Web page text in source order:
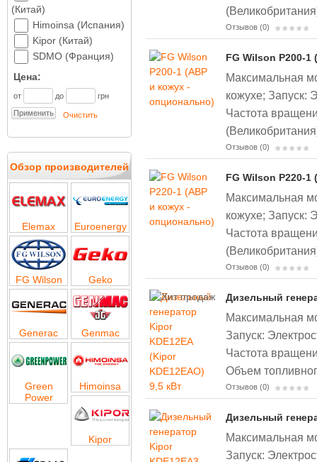
Отзывов (0)
FG Wilson P200-
Максимальная
кожухе; Запуск:
Частота
Отзывов (0)
FG Wilson P220-
Максимальная
кожухе; Запуск:
Частота
Отзывов (0)
Дизельный
Максимальная
Запуск:
Частота
Объем
Отзывов (0)
Дизельный
Максимальная
Запуск:
(Китай)
Himoinsa (Испания)
Kipor (Китай)
SDMO (Франция)
Цена:
от до грн
Очистить
Обзор производителей
Elemax Euroenergy
FG Wilson Geko
Generac Genmac
Green
Power
Himoinsa
Kipor